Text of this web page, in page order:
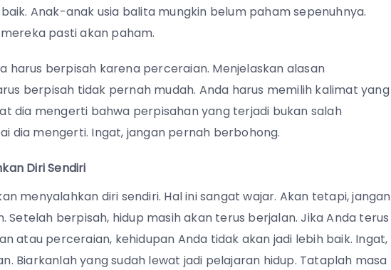
Anak-anak usia balita mungkin belum paham sepenuhnya.
pasti akan paham.
harus berpisah karena perceraian. Menjelaskan alasan
berpisah tidak pernah mudah. Anda harus memilih kalimat yang
dia mengerti bahwa perpisahan yang terjadi bukan salah
dia mengerti. Ingat, jangan pernah berbohong.
Diri Sendiri
menyalahkan diri sendiri. Hal ini sangat wajar. Akan tetapi, jangan
berpisah, hidup masih akan terus berjalan. Jika Anda terus
atau perceraian, kehidupan Anda tidak akan jadi lebih baik. Ingat,
Biarkanlah yang sudah lewat jadi pelajaran hidup. Tataplah masa